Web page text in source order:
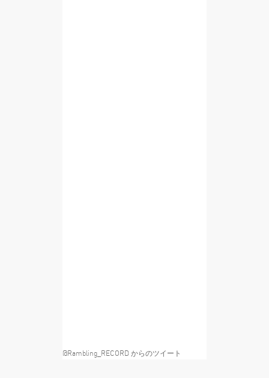
@Rambling_RECORD からのツイート